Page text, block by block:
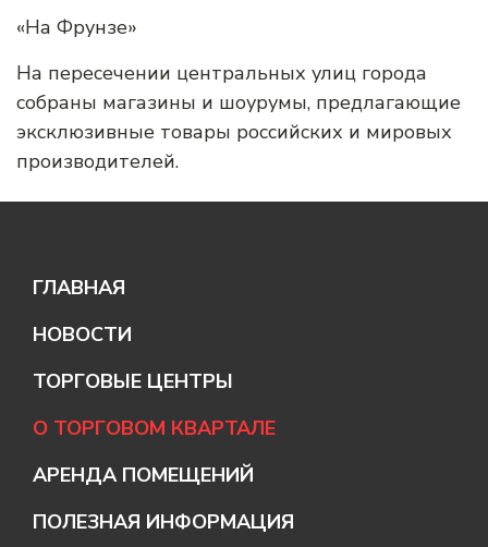
«На Фрунзе»
На пересечении центральных улиц города
собраны магазины и шоурумы, предлагающие
эксклюзивные товары российских и мировых
производителей.
ГЛАВНАЯ
НОВОСТИ
ТОРГОВЫЕ ЦЕНТРЫ
ТЦ «ДВЕРИ И НАПОЛЬНЫЕ ПОКРЫТИЯ»
ТЦ «САНТЕХНИКА И ОБОИ»
ТЦ «КУХНИ И КУХОННОЕ
О ТОРГОВОМ КВАРТАЛЕ
АРЕНДА ПОМЕЩЕНИЙ
ПОЛЕЗНАЯ ИНФОРМАЦИЯ